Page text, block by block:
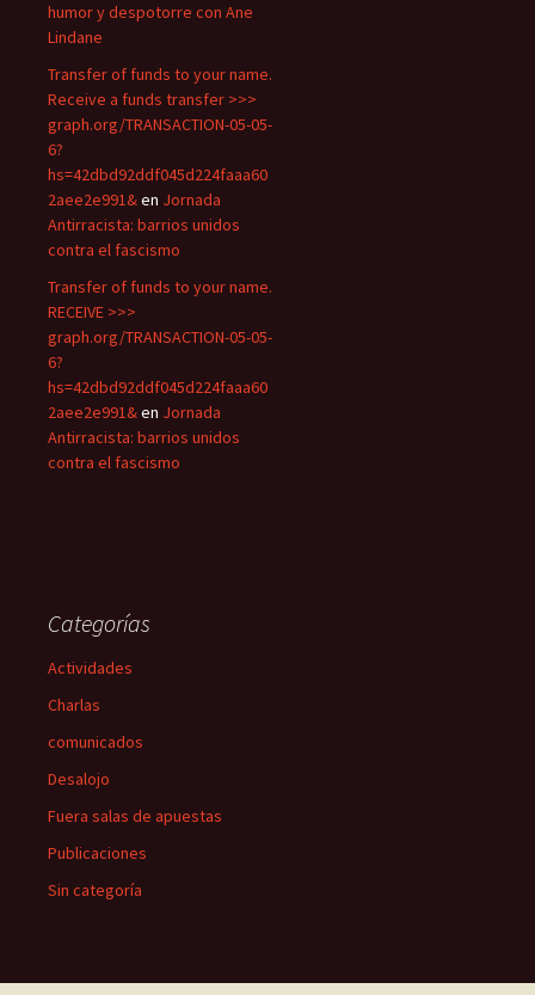
humor y despotorre con Ane
Lindane
Transfer of funds to your name.
Receive a funds transfer >>>
graph.org/TRANSACTION-05-05-
6?
hs=42dbd92ddf045d224faaa60
2aee2e991&en Jornada
Antirracista: barrios unidos
contra el fascismo
Transfer of funds to your name.
RECEIVE >>>
graph.org/TRANSACTION-05-05-
6?
hs=42dbd92ddf045d224faaa60
2aee2e991&en Jornada
Antirracista: barrios unidos
contra el fascismo
Categorías
Actividades
Charlas
comunicados
Desalojo
Fuera salas de apuestas
Publicaciones
Sin categoría